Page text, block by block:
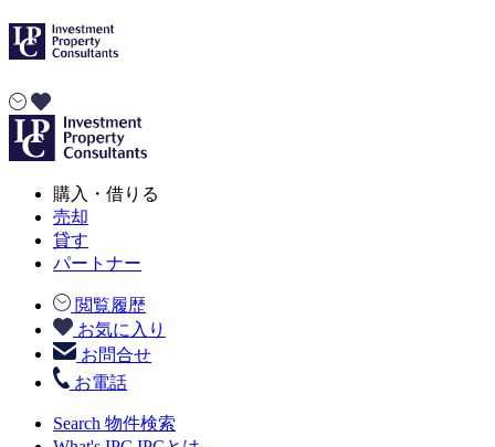
購入・借りる
売却
貸す
パートナー
閲覧履歴
お気に入り
お問合せ
お電話
Search 物件検索